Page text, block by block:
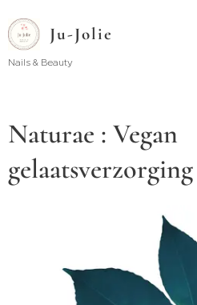
Ju-Jolie
Nails & Beauty
Naturae : Vegan
gelaatsverzorging